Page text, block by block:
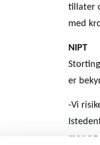
tillater
med
NIPT
er
-Vi
mor